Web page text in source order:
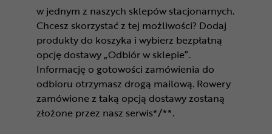
w jednym z naszych sklepów stacjonarnych.
Chcesz skorzystać z tej możliwości? Dodaj
produkty do koszyka i wybierz bezpłatną
opcję dostawy „Odbiór w sklepie”.
Informację o gotowości zamówienia do
odbioru otrzymasz drogą mailową. Rowery
zamówione z taką opcją dostawy zostaną
złożone przez nasz serwis*/**.